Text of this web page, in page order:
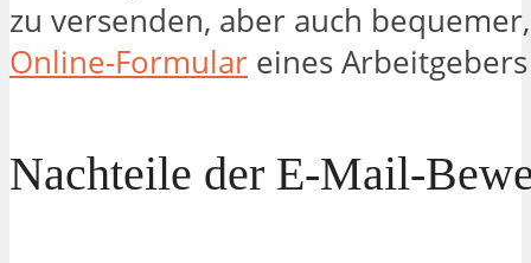
zu versenden, aber auch
Online-Formular eines
Nachteile der E-Mail-